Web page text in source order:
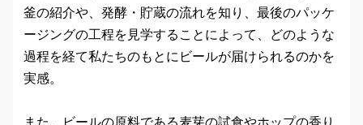
釜の紹介や、発酵・貯蔵の流れを知り、最後のパッケ
ージングの工程を見学することによって、どのような
過程を経て私たちのもとにビールが届けられるのかを
実感。